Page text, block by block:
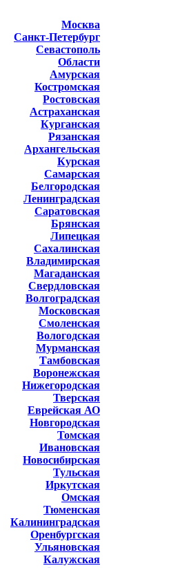
Москва
Санкт-Петербург
Севастополь
Области
Амурская
Костромская
Ростовская
Астраханская
Курганская
Рязанская
Архангельская
Курская
Самарская
Белгородская
Ленинградская
Саратовская
Брянская
Липецкая
Сахалинская
Владимирская
Магаданская
Свердловская
Волгоградская
Московская
Смоленская
Вологодская
Мурманская
Тамбовская
Воронежская
Нижегородская
Тверская
Еврейская АО
Новгородская
Томская
Ивановская
Новосибирская
Тульская
Иркутская
Омская
Тюменская
Калининградская
Оренбургская
Ульяновская
Калужская